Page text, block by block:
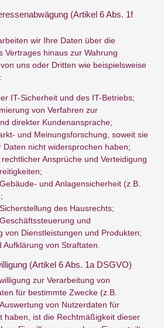
(Artikel 6 Abs. 1f
wir Ihre Daten über die
Vertrages hinaus zur Wahrung
uns oder Dritten wie beispielsweise
IT-Sicherheit und des IT-Betriebs;
von Verfahren zur
direkter Kundenansprache;
und Meinungsforschung, soweit sie
Daten nicht widersprochen haben;
Ansprüche und Verteidigung
und Anlagensicherheit (z.B.
des Hausrechts;
und
von Dienstleistungen und Produkten;
von Straftaten.
(Artikel 6 Abs. 1a DSGVO)
zur Verarbeitung von
für bestimmte Zwecke (z.B.
von Nutzerdaten für
haben, ist die Rechtmäßigkeit dieser